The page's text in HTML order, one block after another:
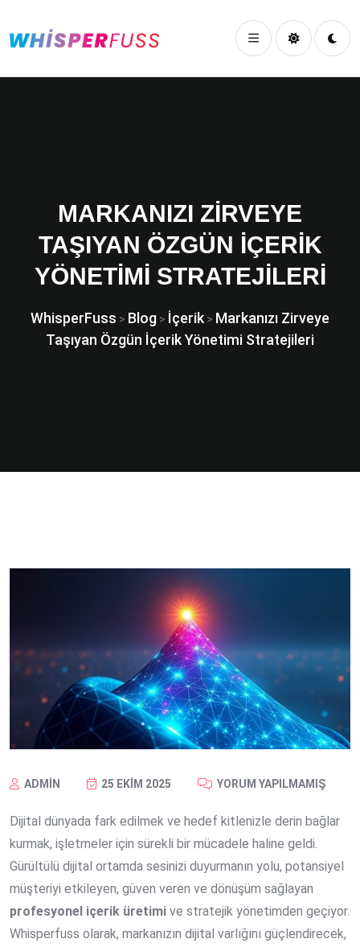
MARKANIZI ZIRVEYE
TAŞIYAN ÖZGÜN İÇERIK
YÖNETIMI STRATEJILERI
WhisperFuss > Blog > İçerik > Markanızı Zirveye
Taşıyan Özgün İçerik Yönetimi Stratejileri
ADMIN 25 EKIM 2025 YORUM YAPILMAMIŞ
Dijital dünyada fark edilmek ve hedef kitlenizle derin bağlar
kurmak, işletmeler için sürekli bir mücadele haline geldi.
Gürültülü dijital ortamda sesinizi duyurmanın yolu, potansiyel
müşteriyi etkileyen, güven veren ve dönüşüm sağlayan
profesyonel içerik üretimi ve stratejik yönetimden geçiyor.
Whisperfuss olarak, markanızın dijital varlığını güçlendirecek,